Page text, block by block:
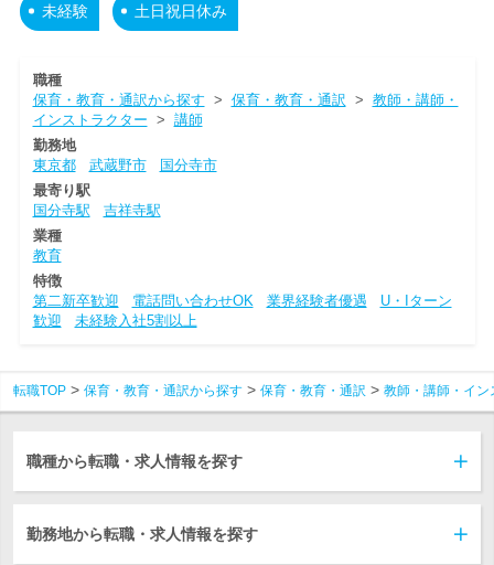
未経験 土日祝日休み
職種
保育・教育・通訳から探す > 保育・教育・通訳 > 教師・講師・
インストラクター > 講師
勤務地
東京都
武蔵野市
国分寺市
最寄り駅
国分寺駅
吉祥寺駅
業種
教育
特徴
第二新卒歓迎
電話問い合わせOK 業界経験者優遇
U・Iターン
歓迎
未経験入社5割以上
転職TOP 保育・教育・通訳から探す 保育・教育・通訳 教師・講師・イン
職種から転職・求人情報を探す
勤務地から転職・求人情報を探す